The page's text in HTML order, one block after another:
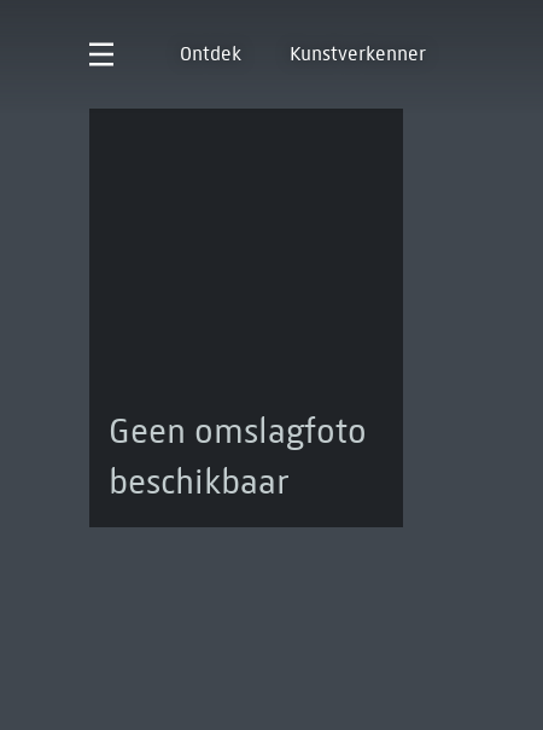
Ontdek Kunstverkenner
Geen omslagfoto
beschikbaar